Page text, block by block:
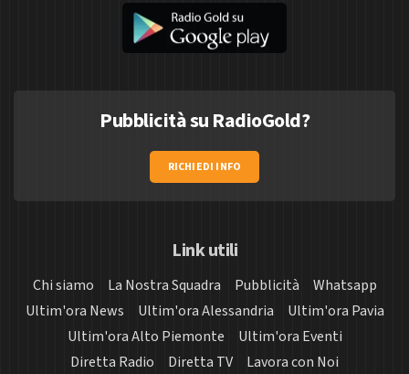
Pubblicità su RadioGold?
RICHIEDI INFO
Link utili
Chi siamo La Nostra Squadra Pubblicità
Whatsapp
Ultim'ora News
Ultim'ora Alessandria
Ultim'ora Pavia
Ultim'ora Alto Piemonte
Ultim'ora Eventi
Diretta Radio
Diretta TV Lavora con Noi